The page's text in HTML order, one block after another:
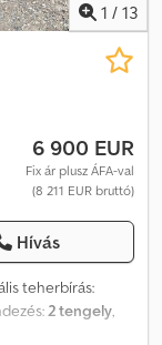
1 / 13
6 900 EUR
Fix ár plusz ÁFA-val
(8 211 EUR bruttó)
Hívás
teherbírás:
2 tengely,